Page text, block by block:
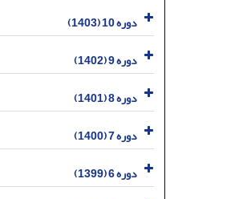
دوره 10 (1403)
دوره 9 (1402)
دوره 8 (1401)
دوره 7 (1400)
دوره 6 (1399)